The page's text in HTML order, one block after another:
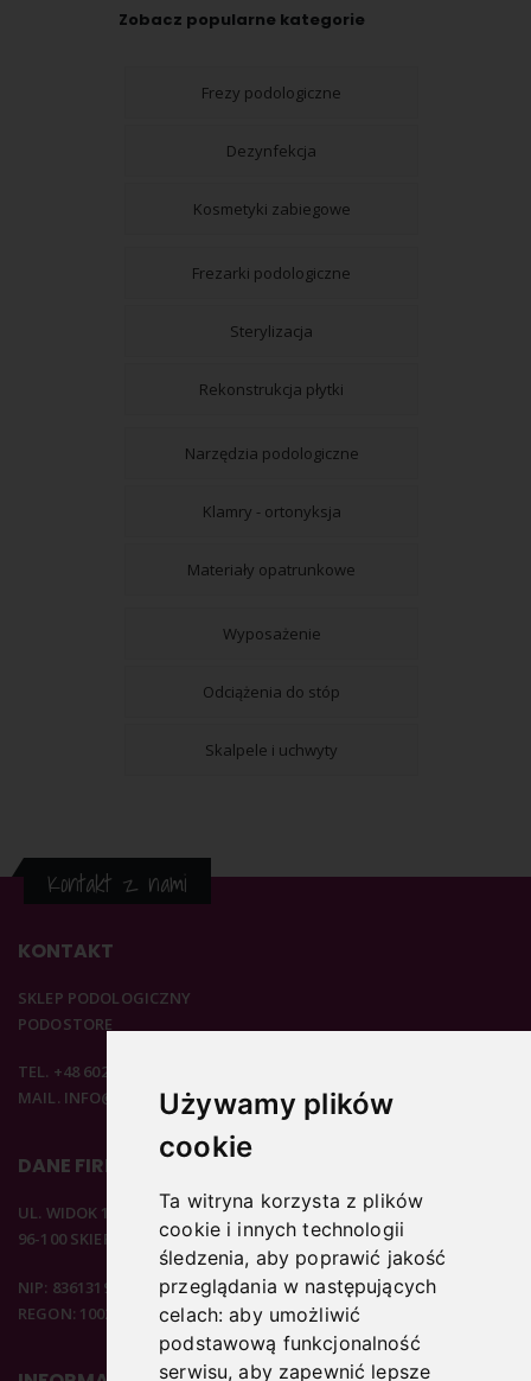
Używamy plików
cookie
Ta witryna korzysta z plików
cookie i innych technologii
śledzenia, aby poprawić jakość
przeglądania w następujących
celach:aby umożliwić
podstawową funkcjonalność
serwisu,aby zapewnić lepsze
Zobacz popularne kategorie
Frezy podologiczne
Dezynfekcja
Kosmetyki zabiegowe
Frezarki podologiczne
Sterylizacja
Rekonstrukcja płytki
Narzędzia podologiczne
Klamry - ortonyksja
Materiały opatrunkowe
Wyposażenie
Odciążenia do stóp
Skalpele i uchwyty
Kontakt z nami
KONTAKT
SKLEP PODOLOGICZNY
PODOSTORE
TEL. +48 602 537 894
MAIL. INFO@PODOSTORE.PL
DANE FIRMOWE
UL. WIDOK 15B
96-100 SKIERNIEWICE
NIP: 8361319313
REGON: 100297020